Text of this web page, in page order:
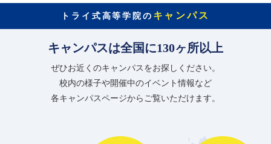
トライ式高等学院の キャンパス
キャンパスは全国に130ヶ所以上
ぜひお近くのキャンパスをお探しください。
校内の様子や開催中のイベント情報など
各キャンパスページからご覧いただけます。